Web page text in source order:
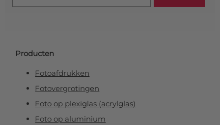
Producten
Fotoafdrukken
Fotovergrotingen
Foto op plexiglas (acrylglas)
Foto op aluminium